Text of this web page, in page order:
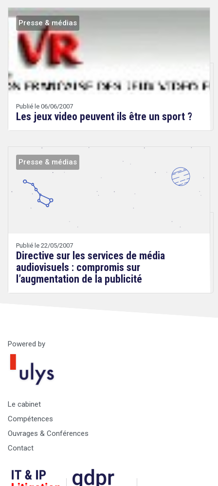
Droit
Technologies
Presse & médias
Publié le 06/06/2007
Les jeux video peuvent ils être un sport ?
Presse & médias
Publié le 22/05/2007
Directive sur les services de média
audiovisuels : compromis sur
l’augmentation de la publicité
Droit
Technologies
Powered by
Le cabinet
Compétences
Ouvrages & Conférences
Contact